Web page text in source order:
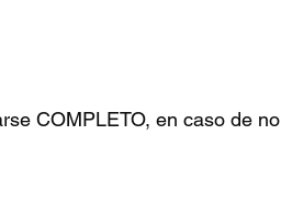
COMPLETO, en caso de no